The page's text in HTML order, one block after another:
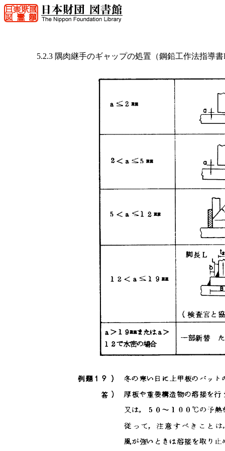
5.2.3 隅肉継手のギャップの処置（鋼鉛工作法指導書